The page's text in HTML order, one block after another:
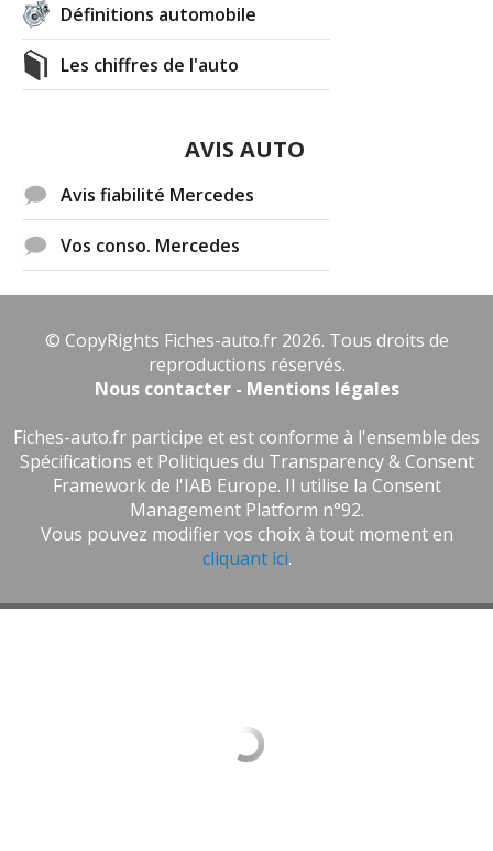
Définitions automobile
Les chiffres de l'auto
AVIS AUTO
Avis fiabilité Mercedes
Vos conso. Mercedes
© CopyRights Fiches-auto.fr 2026. Tous droits de
reproductions réservés.
Nous contacter - Mentions légales
Fiches-auto.fr participe et est conforme à l'ensemble des
Spécifications et Politiques du Transparency & Consent
Framework de l'IAB Europe. Il utilise la Consent
Management Platform n°92.
Vous pouvez modifier vos choix à tout moment en
cliquant ici.